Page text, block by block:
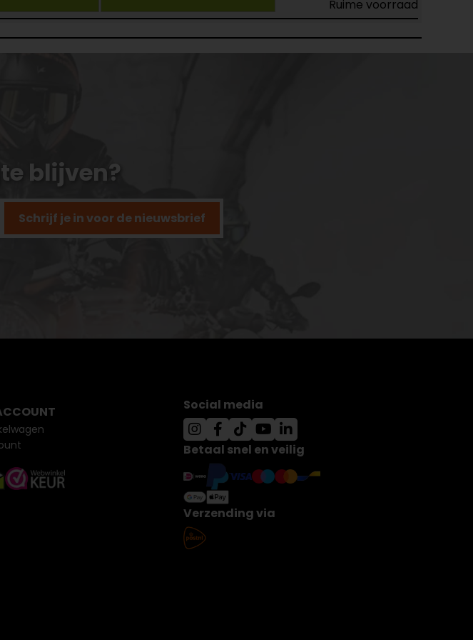
Ruime voorraad
blijven?
Schrijf je in voor de nieuwsbrief
Social media
Betaal snel en veilig
Verzending via